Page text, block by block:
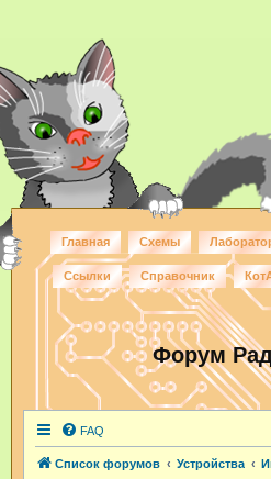
Главная Схемы
Ссылки Справочник
Форум
FAQ
Список форумов Устройства